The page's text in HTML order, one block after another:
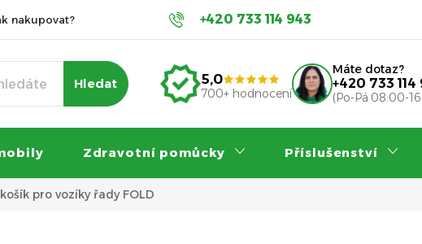
+420 733 114 943
nakupovat? Servis a záruka Příspěvky na invalidní vozík
Hledat 5,0
700+ hodnocení
Máte dotaz?
+420 733 114
(Po-Pá 08:00-
Zdravotní pomůcky Příslušenství
pro vozíky řady FOLD